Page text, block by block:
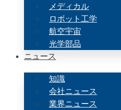
メディカル
ロボット工学
航空宇宙
光学部品
ニュース
知識
会社ニュース
業界ニュース